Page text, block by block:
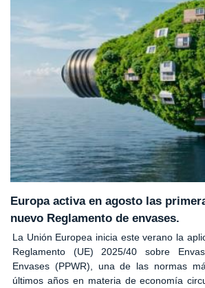
Europa activa en agosto las
nuevo Reglamento de envases.
La Unión Europea inicia este verano la
Reglamento (UE) 2025/40 sobre
Envases (PPWR), una de las normas
últimos años en materia de economía